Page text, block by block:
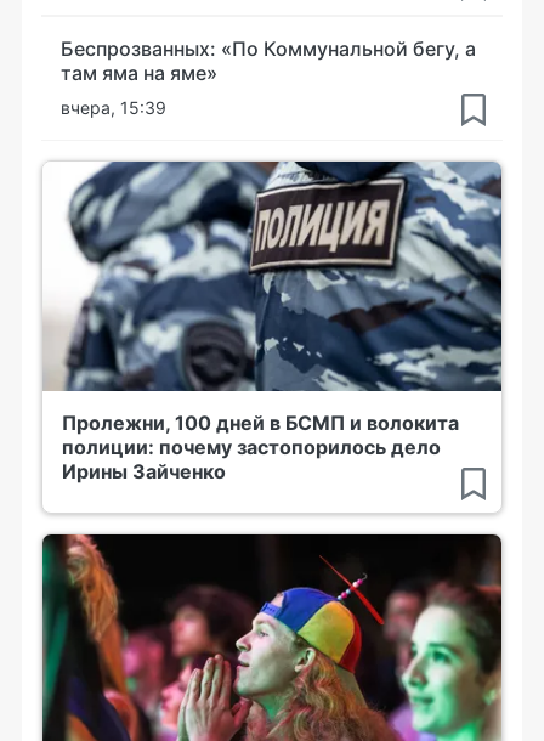
Беспрозванных: «По Коммунальной бегу, а
там яма на яме»
вчера, 15:39
Пролежни, 100 дней в БСМП и волокита
полиции: почему застопорилось дело
Ирины Зайченко